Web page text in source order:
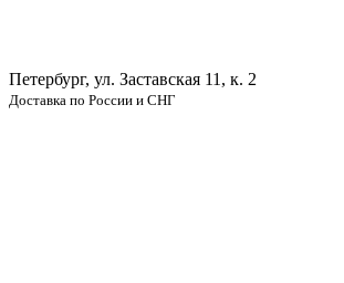
Петербург, ул. Заставская 11, к. 2
Доставка по России и СНГ